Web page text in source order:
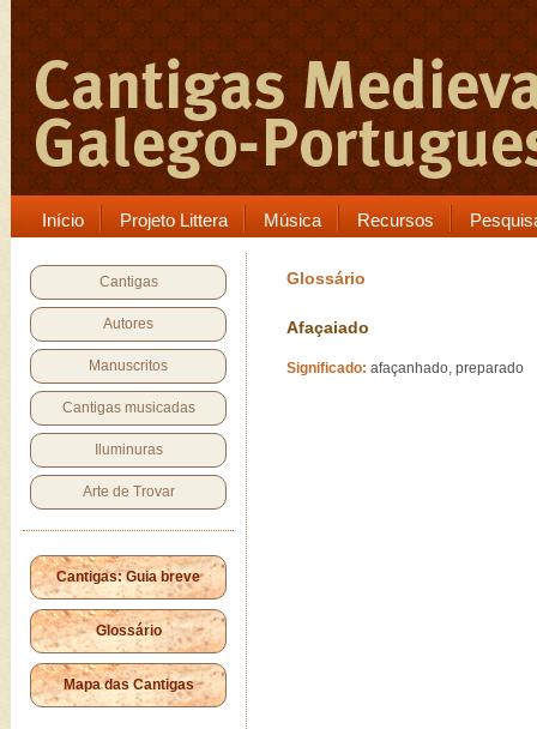
Início Projeto Littera Música Recursos
Cantigas
Autores
Manuscritos
Cantigas musicadas
Iluminuras
Arte de Trovar
Cantigas: Guia breve
Glossário
Mapa das Cantigas
Glossário
Afaçaiado
Significado: afaçanhado, preparado